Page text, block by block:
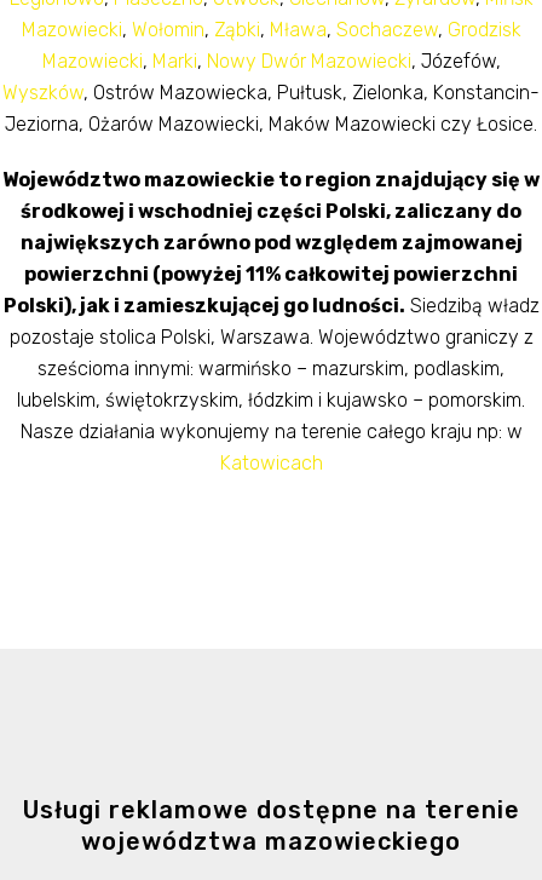
Mazowiecki, Wołomin, Ząbki, Mława, Sochaczew, Grodzisk
Mazowiecki, Marki, Nowy Dwór Mazowiecki, Józefów,
Wyszków, Ostrów Mazowiecka, Pułtusk, Zielonka, Konstancin-
Jeziorna, Ożarów Mazowiecki, Maków Mazowiecki czy Łosice.
Województwo mazowieckie to region znajdujący się w
środkowej i wschodniej części Polski, zaliczany do
największych zarówno pod względem zajmowanej
powierzchni (powyżej 11% całkowitej powierzchni
Polski), jak i zamieszkującej go ludności. Siedzibą władz
pozostaje stolica Polski, Warszawa. Województwo graniczy z
sześcioma innymi: warmińsko – mazurskim, podlaskim,
lubelskim, świętokrzyskim, łódzkim i kujawsko – pomorskim.
Nasze działania wykonujemy na terenie całego kraju np: w
Katowicach
Usługi reklamowe dostępne na terenie
województwa mazowieckiego